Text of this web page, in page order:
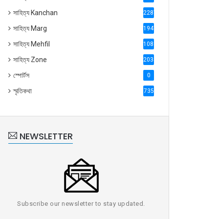
সাহিত্য Kanchan 2287
সাহিত্য Marg 1947
সাহিত্য Mehfil 1088
সাহিত্য Zone 2035
স্পোর্টস 0
স্মৃতিকথা 735
NEWSLETTER
Subscribe our newsletter to stay updated.